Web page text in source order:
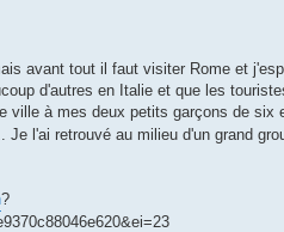
avant tout il faut visiter Rome et
d'autres en Italie et que les
ville à mes deux petits garçons de
l'ai retrouvé au milieu d'un grand
?